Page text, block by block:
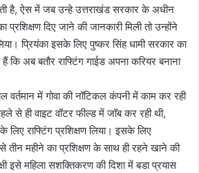
है, ऐस में जब उन्हे उत्तराखंड सरकार के अधीन
प्रशिक्षण दिए जाने की जानकारी मिली तो उन्होंने
प्रियंका इसके लिए पुष्कर सिंह धामी सरकार का
अब बतौर राफ्टिंग गाईड अपना करियर बनाना
वर्तमान में गोवा की नॉटिकल कंपनी में काम कर रही
से ही वाइट वॉटर फील्ड में जॉब कर रही थी,
लिए राफ्टिंग प्रशिक्षण लिया। इसके लिए
तीन महीने का प्रशिक्षण के साथ ही रहने खाने की
इसे महिला सशक्तिकरण की दिशा में बडा प्रयास